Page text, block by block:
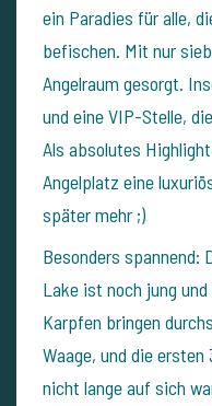
ein Paradies für alle,
befischen. Mit nur
Angelraum gesorgt.
und eine VIP-Stelle,
Als absolutes
Angelplatz eine
später mehr ;)
Besonders spannend:
Lake ist noch jung
Karpfen bringen
Waage, und die
nicht lange auf sich